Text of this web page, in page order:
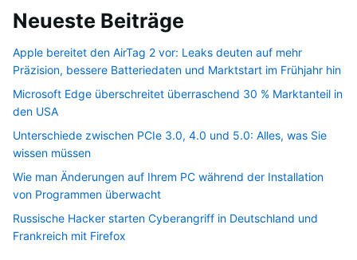
Neueste Beiträge
Apple bereitet den AirTag 2 vor: Leaks deuten auf mehr
Präzision, bessere Batteriedaten und Marktstart im Frühjahr hin
Microsoft Edge überschreitet überraschend 30 % Marktanteil in
den USA
Unterschiede zwischen PCIe 3.0, 4.0 und 5.0: Alles, was Sie
wissen müssen
Wie man Änderungen auf Ihrem PC während der Installation
von Programmen überwacht
Russische Hacker starten Cyberangriff in Deutschland und
Frankreich mit Firefox